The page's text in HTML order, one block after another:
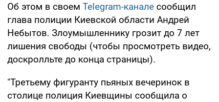
Об этом в своем Telegram-канале сообщил
глава полиции Киевской области Андрей
Небытов. Злоумышленнику грозит до 7 лет
лишения свободы (чтобы просмотреть видео,
доскролльте до конца страницы).
"Третьему фигуранту пьяных вечеринок в
столице полиция Киевщины сообщила о